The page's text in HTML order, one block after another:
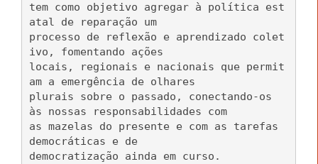
tem como objetivo agregar à política est
atal de reparação um
processo de reflexão e aprendizado colet
ivo, fomentando ações
locais, regionais e nacionais que permit
am a emergência de olhares
plurais sobre o passado, conectando-os
às nossas responsabilidades com
as mazelas do presente e com as tarefas
democráticas e de
democratização ainda em curso.